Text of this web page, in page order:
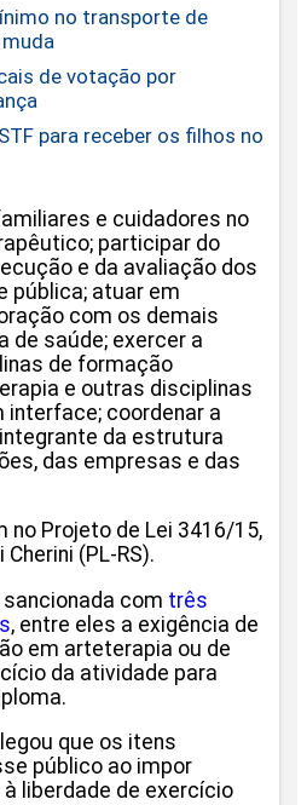
no transporte de
de votação por
para receber os filhos no
e cuidadores no
participar do
e da avaliação dos
pública; atuar em
com os demais
de saúde; exercer a
de formação
e outras disciplinas
interface; coordenar a
da estrutura
das empresas e das
no Projeto de Lei 3416/15,
(PL-RS).
com três
, entre eles a exigência de
em arteterapia ou de
da atividade para
que os itens
público ao impor
liberdade de exercício